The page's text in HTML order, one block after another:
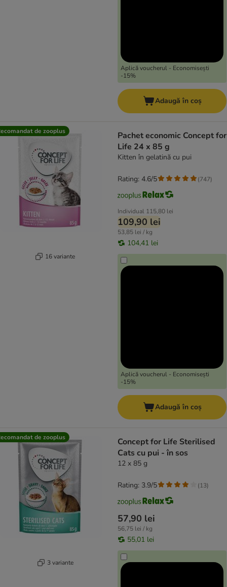
Aplică voucherul - Economisești
-15%
Adaugă în coș
de zooplus
16 variante
Pachet economic Concept for
Life 24 x 85 g
Kitten în gelatină cu pui
Individual 115,80 lei
109,90 lei
53,85 lei / kg
104,41 lei
Aplică voucherul - Economisești
-15%
Rating: 4.6/5 (747)
Adaugă în coș
de zooplus
3 variante
Concept for Life Sterilised
Cats cu pui - în sos
12 x 85 g
57,90 lei
56,75 lei / kg
55,01 lei
Rating: 3.9/5 (13)